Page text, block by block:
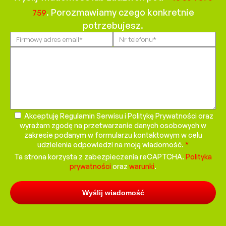
759. Porozmawiamy czego konkretnie
potrzebujesz.
Please
leave
Akceptuję Regulamin Serwisu i Politykę Prywatności oraz
wyrażam zgodę na przetwarzanie danych osobowych w
zakresie podanym w formularzu kontaktowym w celu
udzielenia odpowiedzi na moją wiadomość. *
Ta strona korzysta z zabezpieczenia reCAPTCHA. Polityka
prywatnościoraz warunki.